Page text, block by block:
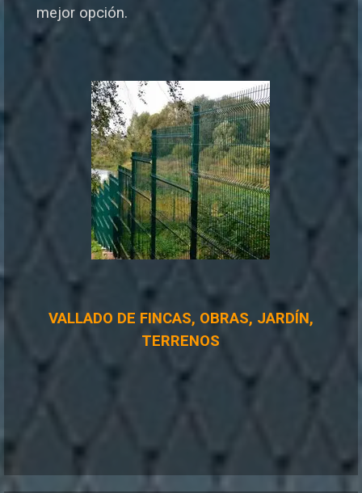
mejor opción.
VALLADO DE FINCAS, OBRAS, JARDÍN,
TERRENOS